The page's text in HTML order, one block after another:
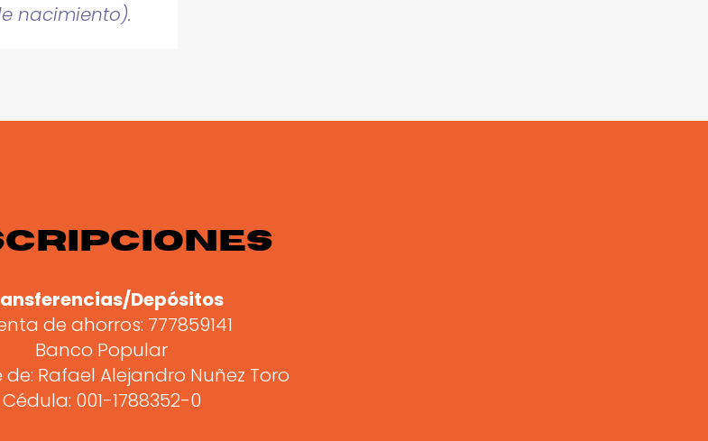
nacimiento).
Depósitos
de ahorros: 777859141
Banco Popular
Rafael Alejandro Nuñez Toro
Cédula: 001-1788352-0